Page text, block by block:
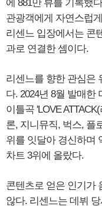
에 881만 뷰를 기록했
관광객에게 자연스럽
리센느 입장에서는 콘
과로 연결한 셈이다.
리센느를 향한 관심은
다. 2024년 8월 발매한
이틀곡 'LOVE
론, 지니뮤직, 벅스, 플
위를 잇달아 경신하며
차트 3위에 올랐다.
콘텐츠로 얻은 인기가
않다. 리센느는 데뷔